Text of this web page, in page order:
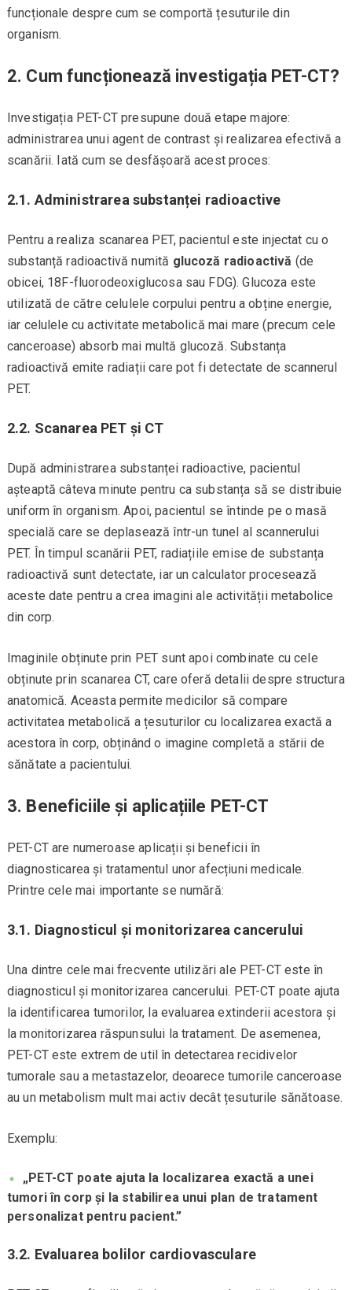
funcționale despre cum se comportă țesuturile din
organism.
2. Cum funcționează investigația PET-CT?
Investigația PET-CT presupune două etape majore:
administrarea unui agent de contrast și realizarea efectivă a
scanării. Iată cum se desfășoară acest proces:
2.1. Administrarea substanței radioactive
Pentru a realiza scanarea PET, pacientul este injectat cu o
substanță radioactivă numită glucoză radioactivă (de
obicei, 18F-fluorodeoxiglucosa sau FDG). Glucoza este
utilizată de către celulele corpului pentru a obține energie,
iar celulele cu activitate metabolică mai mare (precum cele
canceroase) absorb mai multă glucoză. Substanța
radioactivă emite radiații care pot fi detectate de scannerul
PET.
2.2. Scanarea PET și CT
După administrarea substanței radioactive, pacientul
așteaptă câteva minute pentru ca substanța să se distribuie
uniform în organism. Apoi, pacientul se întinde pe o masă
specială care se deplasează într-un tunel al scannerului
PET. În timpul scanării PET, radiațiile emise de substanța
radioactivă sunt detectate, iar un calculator procesează
aceste date pentru a crea imagini ale activității metabolice
din corp.
Imaginile obținute prin PET sunt apoi combinate cu cele
obținute prin scanarea CT, care oferă detalii despre structura
anatomică. Aceasta permite medicilor să compare
activitatea metabolică a țesuturilor cu localizarea exactă a
acestora în corp, obținând o imagine completă a stării de
sănătate a pacientului.
3. Beneficiile și aplicațiile PET-CT
PET-CT are numeroase aplicații și beneficii în
diagnosticarea și tratamentul unor afecțiuni medicale.
Printre cele mai importante se numără:
3.1. Diagnosticul și monitorizarea cancerului
Una dintre cele mai frecvente utilizări ale PET-CT este în
diagnosticul și monitorizarea cancerului. PET-CT poate ajuta
la identificarea tumorilor, la evaluarea extinderii acestora și
la monitorizarea răspunsului la tratament. De asemenea,
PET-CT este extrem de util în detectarea recidivelor
tumorale sau a metastazelor, deoarece tumorile canceroase
au un metabolism mult mai activ decât țesuturile sănătoase.
Exemplu:
„PET-CT poate ajuta la localizarea exactă a unei
tumori în corp și la stabilirea unui plan de tratament
personalizat pentru pacient.”
3.2. Evaluarea bolilor cardiovasculare